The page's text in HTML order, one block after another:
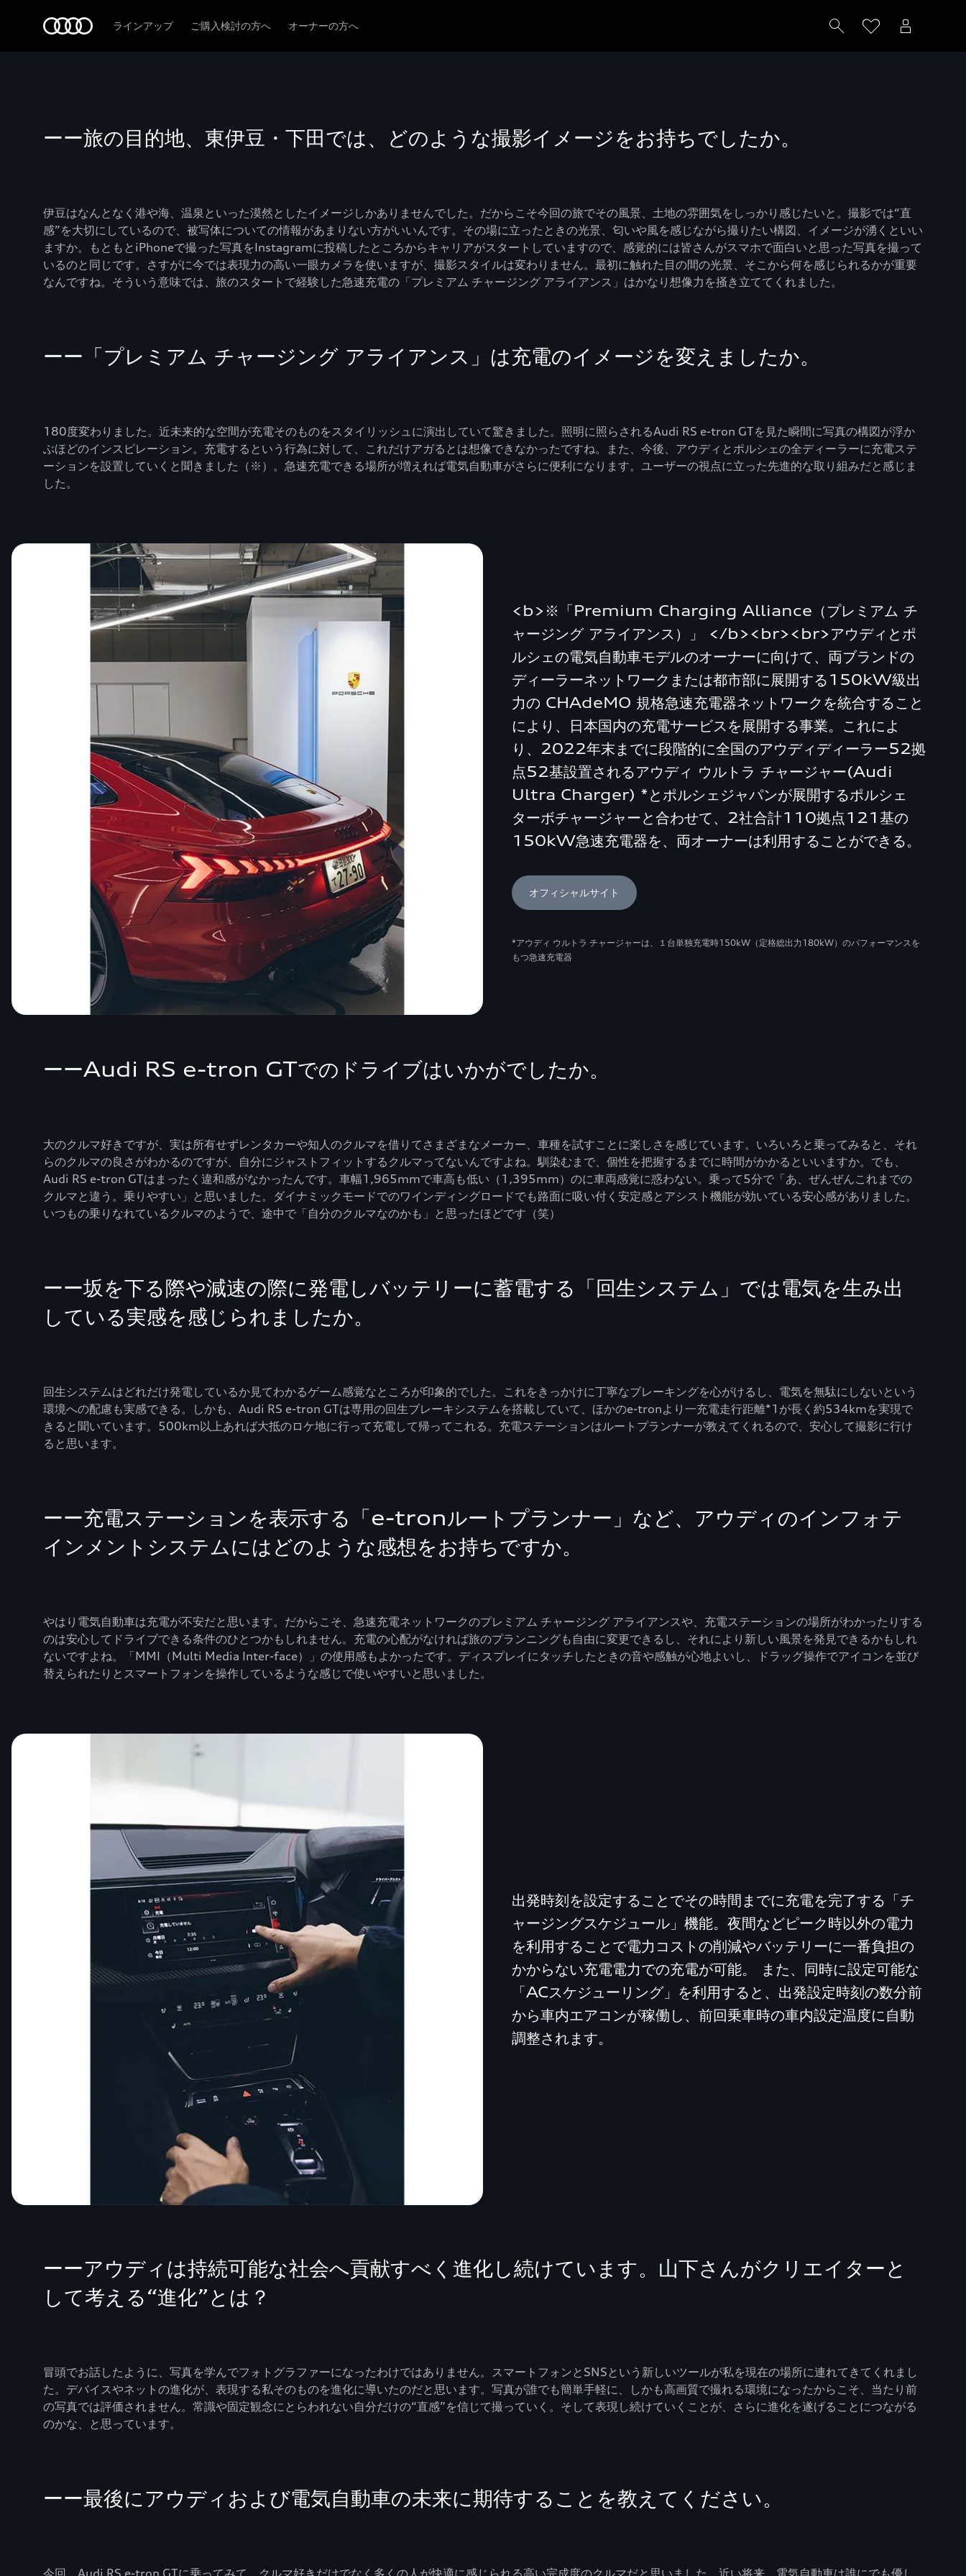
ラインアップ ご購入検討の方へ オーナーの方へ
ーー旅の目的地、東伊豆・下田では、どのような撮影イメージをお持ちでしたか。
伊豆はなんとなく港や海、温泉といった漠然としたイメージしかありませんでした。だからこそ今回の旅でその風景、土地の雰囲気をしっかり感じたいと。撮影では“直
感”を大切にしているので、被写体についての情報があまりない方がいいんです。その場に立ったときの光景、匂いや風を感じながら撮りたい構図、イメージが湧くといい
ますか。もともとiPhoneで撮った写真をInstagramに投稿したところからキャリアがスタートしていますので、感覚的には皆さんがスマホで面白いと思った写真を撮って
いるのと同じです。さすがに今では表現力の高い一眼カメラを使いますが、撮影スタイルは変わりません。最初に触れた目の間の光景、そこから何を感じられるかが重要
なんですね。そういう意味では、旅のスタートで経験した急速充電の「プレミアム チャージング アライアンス」はかなり想像力を掻き立ててくれました。
ーー「プレミアム チャージング アライアンス」は充電のイメージを変えましたか。
180度変わりました。近未来的な空間が充電そのものをスタイリッシュに演出していて驚きました。照明に照らされるAudi RS e-tron GTを見た瞬間に写真の構図が浮か
ぶほどのインスピレーション。充電するという行為に対して、これだけアガるとは想像できなかったですね。また、今後、アウディとポルシェの全ディーラーに充電ステ
ーションを設置していくと聞きました（※）。急速充電できる場所が増えれば電気自動車がさらに便利になります。ユーザーの視点に立った先進的な取り組みだと感じま
した。
<b>※「Premium Charging Alliance（プレミアム チ
ャージング アライアンス）」 </b><br><br>アウディとポ
ルシェの電気自動車モデルのオーナーに向けて、両ブランドの
ディーラーネットワークまたは都市部に展開する150kW級出
力の CHAdeMO 規格急速充電器ネットワークを統合すること
により、日本国内の充電サービスを展開する事業。これによ
り、2022年末までに段階的に全国のアウディディーラー52拠
点52基設置されるアウディ ウルトラ チャージャー(Audi
Ultra Charger) *とポルシェジャパンが展開するポルシェ
ターボチャージャーと合わせて、2社合計110拠点121基の
150kW急速充電器を、両オーナーは利用することができる。
オフィシャルサイト
*アウディ ウルトラ チャージャーは、１台単独充電時150kW（定格総出力180kW）のパフォーマンスを
もつ急速充電器
ーーAudi RS e-tron GTでのドライブはいかがでしたか。
大のクルマ好きですが、実は所有せずレンタカーや知人のクルマを借りてさまざまなメーカー、車種を試すことに楽しさを感じています。いろいろと乗ってみると、それ
らのクルマの良さがわかるのですが、自分にジャストフィットするクルマってないんですよね。馴染むまで、個性を把握するまでに時間がかかるといいますか。でも、
Audi RS e-tron GTはまったく違和感がなかったんです。車幅1,965mmで車高も低い（1,395mm）のに車両感覚に惑わない。乗って5分で「あ、ぜんぜんこれまでの
クルマと違う。乗りやすい」と思いました。ダイナミックモードでのワインディングロードでも路面に吸い付く安定感とアシスト機能が効いている安心感がありました。
いつもの乗りなれているクルマのようで、途中で「自分のクルマなのかも」と思ったほどです（笑）
ーー坂を下る際や減速の際に発電しバッテリーに蓄電する「回生システム」では電気を生み出
している実感を感じられましたか。
回生システムはどれだけ発電しているか見てわかるゲーム感覚なところが印象的でした。これをきっかけに丁寧なブレーキングを心がけるし、電気を無駄にしないという
環境への配慮も実感できる。しかも、Audi RS e-tron GTは専用の回生ブレーキシステムを搭載していて、ほかのe-tronより一充電走行距離*1が長く約534kmを実現で
きると聞いています。500km以上あれば大抵のロケ地に行って充電して帰ってこれる。充電ステーションはルートプランナーが教えてくれるので、安心して撮影に行け
ると思います。
ーー充電ステーションを表示する「e-tronルートプランナー」など、アウディのインフォテ
インメントシステムにはどのような感想をお持ちですか。
やはり電気自動車は充電が不安だと思います。だからこそ、急速充電ネットワークのプレミアム チャージング アライアンスや、充電ステーションの場所がわかったりする
のは安心してドライブできる条件のひとつかもしれません。充電の心配がなければ旅のプランニングも自由に変更できるし、それにより新しい風景を発見できるかもしれ
ないですよね。「MMI（Multi Media Inter-face）」の使用感もよかったです。ディスプレイにタッチしたときの音や感触が心地よいし、ドラッグ操作でアイコンを並び
替えられたりとスマートフォンを操作しているような感じで使いやすいと思いました。
出発時刻を設定することでその時間までに充電を完了する「チ
ャージングスケジュール」機能。夜間などピーク時以外の電力
を利用することで電力コストの削減やバッテリーに一番負担の
かからない充電電力での充電が可能。 また、同時に設定可能な
「ACスケジューリング」を利用すると、出発設定時刻の数分前
から車内エアコンが稼働し、前回乗車時の車内設定温度に自動
調整されます。
ーーアウディは持続可能な社会へ貢献すべく進化し続けています。山下さんがクリエイターと
して考える“進化”とは？
冒頭でお話したように、写真を学んでフォトグラファーになったわけではありません。スマートフォンとSNSという新しいツールが私を現在の場所に連れてきてくれまし
た。デバイスやネットの進化が、表現する私そのものを進化に導いたのだと思います。写真が誰でも簡単手軽に、しかも高画質で撮れる環境になったからこそ、当たり前
の写真では評価されません。常識や固定観念にとらわれない自分だけの“直感”を信じて撮っていく。そして表現し続けていくことが、さらに進化を遂げることにつながる
のかな、と思っています。
ーー最後にアウディおよび電気自動車の未来に期待することを教えてください。
今回、Audi RS e-tron GTに乗ってみて、クルマ好きだけでなく多くの人が快適に感じられる高い完成度のクルマだと思いました。近い将来、電気自動車は誰にでも優し